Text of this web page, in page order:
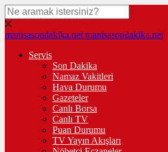
manisasondakika.net manisasondakika.net
Servis
Son Dakika
Namaz Vakitleri
Hava Durumu
Gazeteler
Canlı Borsa
Canlı TV
Puan Durumu
TV Yayın Akışları